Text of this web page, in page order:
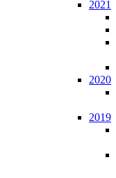
2021
2020
2019